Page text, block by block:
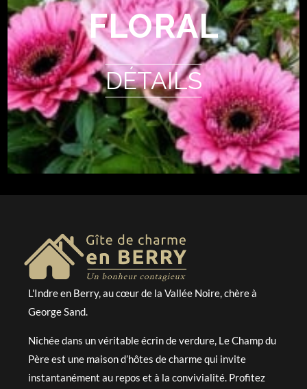
FLORAL
DÉTAILS
L'Indre en Berry, au cœur de la Vallée Noire, chère à
George Sand.
Nichée dans un véritable écrin de verdure, Le Champ du
Père est une maison d’hôtes de charme qui invite
instantanément au repos et à la convivialité. Profitez